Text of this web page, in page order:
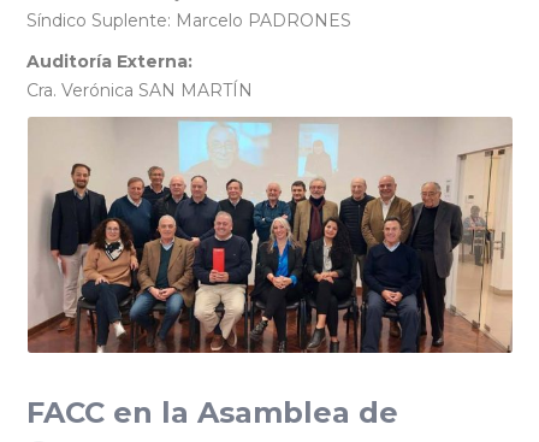
Síndico Suplente: Marcelo PADRONES
Auditoría Externa:
Cra. Verónica SAN MARTÍN
FACC en la Asamblea de